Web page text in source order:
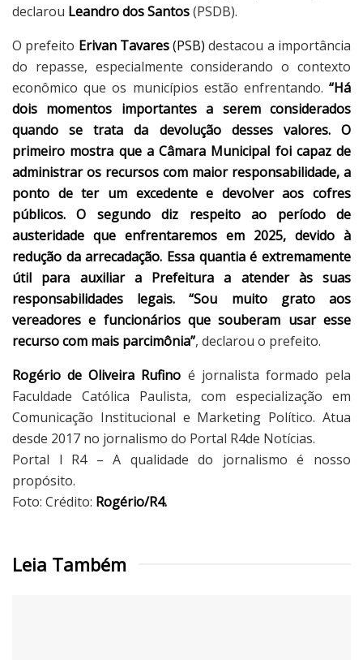
declarou Leandro dos Santos(PSDB).
O prefeito Erivan Tavares(PSB)destacou a importância
do repasse, especialmente considerando o contexto
econômico que os municípios estão enfrentando. “Há
dois momentos importantes a serem considerados
quando se trata da devolução desses valores. O
primeiro mostra que a Câmara Municipal foi capaz de
administrar os recursos com maior responsabilidade, a
ponto de ter um excedente e devolver aos cofres
públicos. O segundo diz respeito ao período de
austeridade que enfrentaremos em 2025, devido à
redução da arrecadação. Essa quantia é extremamente
útil para auxiliar a Prefeitura a atender às suas
responsabilidades legais. “Sou muito grato aos
vereadores e funcionários que souberam usar esse
recurso com mais parcimônia”, declarou o prefeito.
Rogério de Oliveira Rufino é jornalista formado pela
Faculdade Católica Paulista, com especialização em
Comunicação Institucional e Marketing Político. Atua
desde 2017 no jornalismo do Portal R4de Notícias.
Portal l R4 – A qualidade do jornalismo é nosso
propósito.
Foto: Crédito: Rogério/R4.
Leia Também